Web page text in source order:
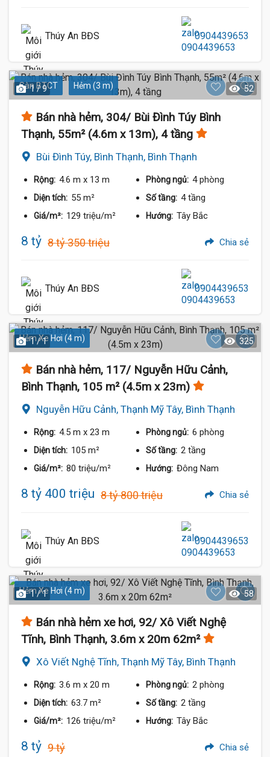
Thúy An BĐS 0904439653
Sàn BTCT Hẻm (3 m)
1 / 9 52
Bán nhà hẻm, 304/ Bùi Đình Túy Bình
Thạnh, 55m² (4.6m x 13m), 4 tầng
Bùi Đình Túy, Bình Thạnh, Bình Thạnh
Rộng: 4.6 m x 13 m Phòng ngủ: 4 phòng
Diện tích: 55 m² Số tầng: 4 tầng
Giá/m²: 129 triệu/m² Hướng: Tây Bắc
8 tỷ 8 tỷ 350 triệu Chia sẻ
Thúy An BĐS 0904439653
Hẻm Xe Hơi (4 m)
1 / 1 325
Bán nhà hẻm, 117/ Nguyễn Hữu Cảnh,
Bình Thạnh, 105 m² (4.5m x 23m)
Nguyễn Hữu Cảnh, Thạnh Mỹ Tây, Bình Thạnh
Rộng: 4.5 m x 23 m Phòng ngủ: 6 phòng
Diện tích: 105 m² Số tầng: 2 tầng
Giá/m²: 80 triệu/m² Hướng: Đông Nam
8 tỷ 400 triệu 8 tỷ 800 triệu Chia sẻ
Thúy An BĐS 0904439653
Hẻm Xe Hơi (4 m)
1 / 1 58
Bán nhà hẻm xe hơi, 92/ Xô Viết Nghệ
Tĩnh, Bình Thạnh, 3.6m x 20m 62m²
Xô Viết Nghệ Tĩnh, Thạnh Mỹ Tây, Bình Thạnh
Rộng: 3.6 m x 20 m Phòng ngủ: 2 phòng
Diện tích: 63.7 m² Số tầng: 2 tầng
Giá/m²: 126 triệu/m² Hướng: Tây Bắc
8 tỷ 9 tỷ Chia sẻ